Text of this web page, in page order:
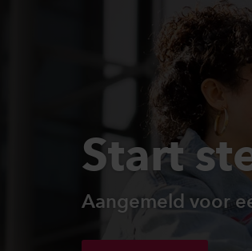
Start
Aangemeld voor